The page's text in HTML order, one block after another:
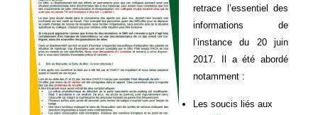
retrace l’essentiel des
informations de
l’instance du 20 juin
2017. Il a été abordé
notamment :
Les soucis liés aux